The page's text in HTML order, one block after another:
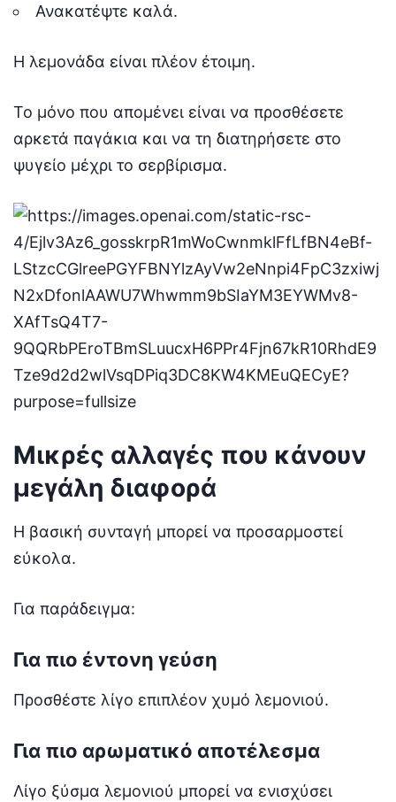
Ανακατέψτε καλά.
Η λεμονάδα είναι πλέον έτοιμη.
Το μόνο που απομένει είναι να προσθέσετε
αρκετά παγάκια και να τη διατηρήσετε στο
ψυγείο μέχρι το σερβίρισμα.
Μικρές αλλαγές που κάνουν
μεγάλη διαφορά
Η βασική συνταγή μπορεί να προσαρμοστεί
εύκολα.
Για παράδειγμα:
Για πιο έντονη γεύση
Προσθέστε λίγο επιπλέον χυμό λεμονιού.
Για πιο αρωματικό αποτέλεσμα
Λίγο ξύσμα λεμονιού μπορεί να ενισχύσει